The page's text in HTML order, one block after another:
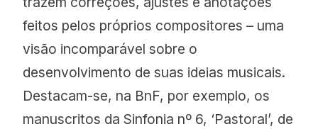
feitos pelos próprios compositores – uma
visão incomparável sobre o
desenvolvimento de suas ideias musicais.
Destacam-se, na BnF, por exemplo, os
manuscritos da Sinfonia nº 6, ‘Pastoral’, de